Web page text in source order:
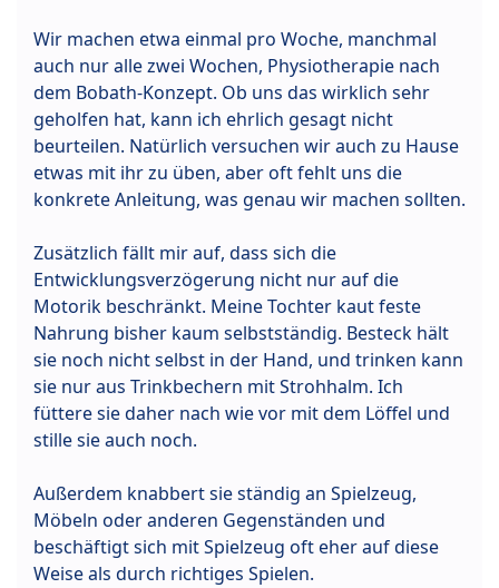
Wir machen etwa einmal pro Woche, manchmal
auch nur alle zwei Wochen, Physiotherapie nach
dem Bobath-Konzept. Ob uns das wirklich sehr
geholfen hat, kann ich ehrlich gesagt nicht
beurteilen. Natürlich versuchen wir auch zu Hause
etwas mit ihr zu üben, aber oft fehlt uns die
konkrete Anleitung, was genau wir machen sollten.
Zusätzlich fällt mir auf, dass sich die
Entwicklungsverzögerung nicht nur auf die
Motorik beschränkt. Meine Tochter kaut feste
Nahrung bisher kaum selbstständig. Besteck hält
sie noch nicht selbst in der Hand, und trinken kann
sie nur aus Trinkbechern mit Strohhalm. Ich
füttere sie daher nach wie vor mit dem Löffel und
stille sie auch noch.
Außerdem knabbert sie ständig an Spielzeug,
Möbeln oder anderen Gegenständen und
beschäftigt sich mit Spielzeug oft eher auf diese
Weise als durch richtiges Spielen.